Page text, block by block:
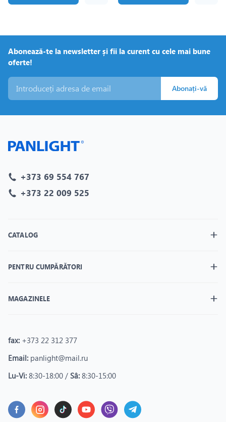
Abonează-te la newsletter și fii la curent cu cele mai bune
oferte!
Abonați-vă
+373 69 554 767
+373 22 009 525
CATALOG
PENTRU CUMPĂRĂTORI
MAGAZINELE
fax: +373 22 312 377
Email: panlight@mail.ru
Lu-Vi: 8:30-18:00 / Sâ: 8:30-15:00